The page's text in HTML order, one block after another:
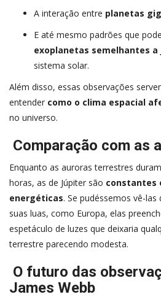
A interação entre planetas
E até mesmo padrões que
exoplanetas semelhantes a
sistema solar.
Além disso, essas observações
entender como o clima espacial
no universo.
Comparação com as
Enquanto as auroras terrestres
horas, as de Júpiter são constantes
energéticas. Se pudéssemos vê-
suas luas, como Europa, elas
espetáculo de luzes que deixaria
terrestre parecendo modesta.
O futuro das
James Webb